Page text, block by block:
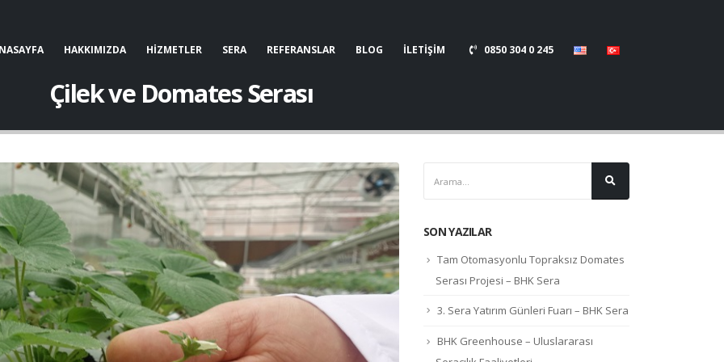
HAKKIMIZDA HİZMETLER SERA REFERANSLAR BLOG İLETİŞİM 0850 304 0 245
Çilek ve Domates Serası
SON YAZILAR
Tam Otomasyonlu Topraksız Domates
Serası Projesi – BHK Sera
3. Sera Yatırım Günleri Fuarı – BHK Sera
BHK Greenhouse – Uluslararası